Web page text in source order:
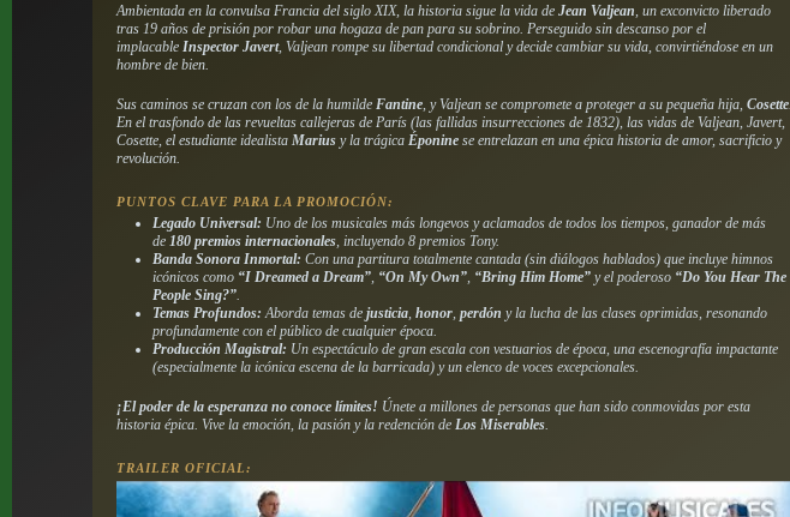
Ambientada en la convulsa Francia del siglo XIX, la historia sigue la vida deJean Valjean , un exconvicto liberado
tras 19 años de prisión por robar una hogaza de pan para su sobrino. Perseguido sin descanso por el
implacable Inspector Javert, Valjean rompe su libertad condicional y decide cambiar su vida, convirtiéndose en un
hombre de bien.
Sus caminos se cruzan con los de la humilde Fantine , y Valjean se compromete a proteger a su pequeña hija,Cosette
En el trasfondo de las revueltas callejeras de París (las fallidas insurrecciones de 1832), las vidas de Valjean, Javert,
Cosette, el estudiante idealista Marius y la trágica Éponine se entrelazan en una épica historia de amor, sacrificio y
revolución.
PUNTOS CLAVE PARA LA PROMOCIÓN:
Legado Universal: Uno de los musicales más longevos y aclamados de todos los tiempos, ganador de más
de 180 premios internacionales , incluyendo 8 premios Tony.
Banda Sonora Inmortal: Con una partitura totalmente cantada (sin diálogos hablados) que incluye himnos
icónicos como “I Dreamed a Dream” “On My Own” “Bring Him Home” y el poderoso “Do You Hear The
People Sing?”
Temas Profundos: Aborda temas dejusticia ,honor ,perdón y la lucha de las clases oprimidas, resonando
profundamente con el público de cualquier época.
Producción Magistral: Un espectáculo de gran escala con vestuarios de época, una escenografía impactante
(especialmente la icónica escena de la barricada) y un elenco de voces excepcionales.
¡El poder de la esperanza no conoce límites! Únete a millones de personas que han sido conmovidas por esta
historia épica. Vive la emoción, la pasión y la redención de Los Miserables
TRAILER OFICIAL: